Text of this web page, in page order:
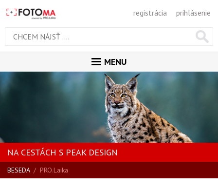
registrácia prihlásenie
MENU
ÚVOD
MAGAZÍN
GALÉRIA
PORADŇA
SÚŤAŽE
KALENDÁR AKCIÍ
NA CESTÁCH S PEAK DESIGN
BESEDA/ PRO.Laika